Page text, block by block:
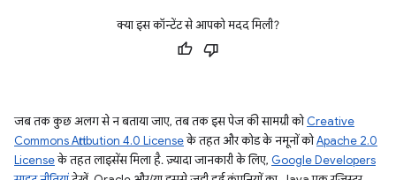
क्या इस कॉन्टेंट से आपको मदद मिली?
जब तक कुछ अलग से न बताया जाए, तब तक इस पेज की सामग्री कोCreative
Commons Attribution 4.0 Licenseके तहत और कोड के नमूनों कोApache 2.0
Licenseके तहत लाइसेंस मिला है. ज़्यादा जानकारी के लिए, Google Developers